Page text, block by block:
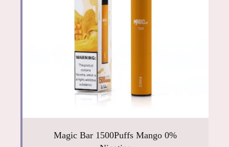
Magic Bar 1500Puffs Mango 0%